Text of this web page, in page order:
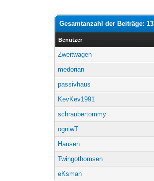
Gesamtanzahl der Beiträge: 13
Benutzer
Zweitwagen
medorian
passivhaus
KevKev1991
schraubertommy
ogniwT
Hausen
Twingothomsen
eKsman